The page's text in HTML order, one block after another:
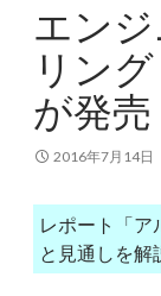
エン
リン
が発売
2016年7月14日
レポート「ア
と見通しを解